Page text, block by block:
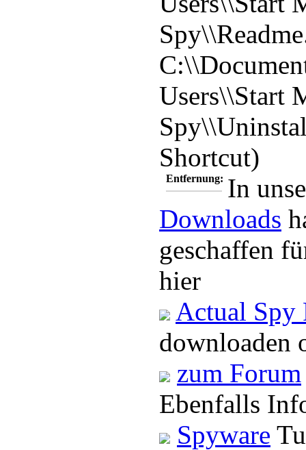
Users\\Start
Shortcut)
Entfernung: In
Downloads
geschaffen
hier
Actual Spy
downloaden
zum Forum
Ebenfalls
Spyware